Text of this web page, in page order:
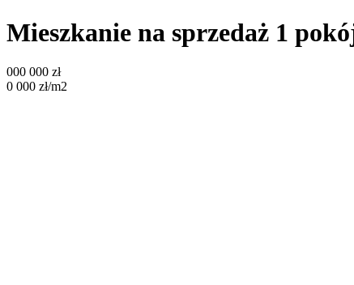
Mieszkanie na sprzedaż 1
000 000 zł
0 000 zł/m2